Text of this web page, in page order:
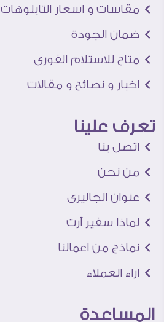
مقاسات و اسعار التابلوهات
ضمان الجودة
متاح للاستلام الفورى
اخبار و نصائح و مقالات
تعرف علينا
اتصل بنا
من نحن
عنوان الجاليرى
لماذا سفير آرت
نماذج من اعمالنا
اراء العملاء
المساعدة